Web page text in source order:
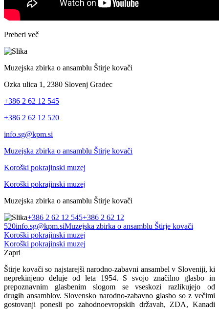
Preberi več
Muzejska zbirka o ansamblu Štirje kovači
Ozka ulica 1, 2380 Slovenj Gradec
+386 2 62 12 545
+386 2 62 12 520
info.sg@kpm.si
Muzejska zbirka o ansamblu Štirje kovači
Koroški pokrajinski muzej
Koroški pokrajinski muzej
Muzejska zbirka o ansamblu Štirje kovači
+386 2 62 12 545+386 2 62 12
520info.sg@kpm.siMuzejska zbirka o ansamblu Štirje kovači
Koroški pokrajinski muzej
Koroški pokrajinski muzej
Zapri
Štirje kovači so najstarejši narodno-zabavni ansambel v Sloveniji, ki
neprekinjeno deluje od leta 1954. S svojo značilno glasbo in
prepoznavnim glasbenim slogom se vseskozi razlikujejo od
drugih ansamblov. Slovensko narodno-zabavno glasbo so z večimi
gostovanji ponesli po zahodnoevropskih državah, ZDA, Kanadi